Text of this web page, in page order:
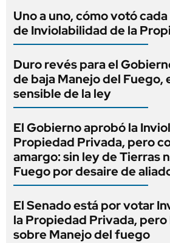
Uno a uno, cómo votó
de Inviolabilidad de la
Duro revés para el
de baja Manejo del Fuego,
sensible de la ley
El Gobierno aprobó la
Propiedad Privada, pero
amargo: sin ley de Tierras
Fuego por desaire de
El Senado está por votar
la Propiedad Privada,
sobre Manejo del fuego